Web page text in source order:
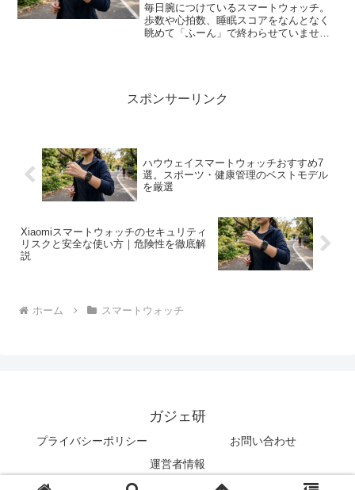
毎日腕につけているスマートウォッチ。
歩数や心拍数、睡眠スコアをなんとなく
眺めて「ふーん」で終わらせていません
スポンサーリンク
ハウウェイスマートウォッチおすすめ7
選。スポーツ・健康管理のベストモデル
を厳選
Xiaomiスマートウォッチのセキュリティ
リスクと安全な使い方｜危険性を徹底解
説
ホーム スマートウォッチ
ガジェ研
プライバシーポリシー
お問い合わせ
運営者情報